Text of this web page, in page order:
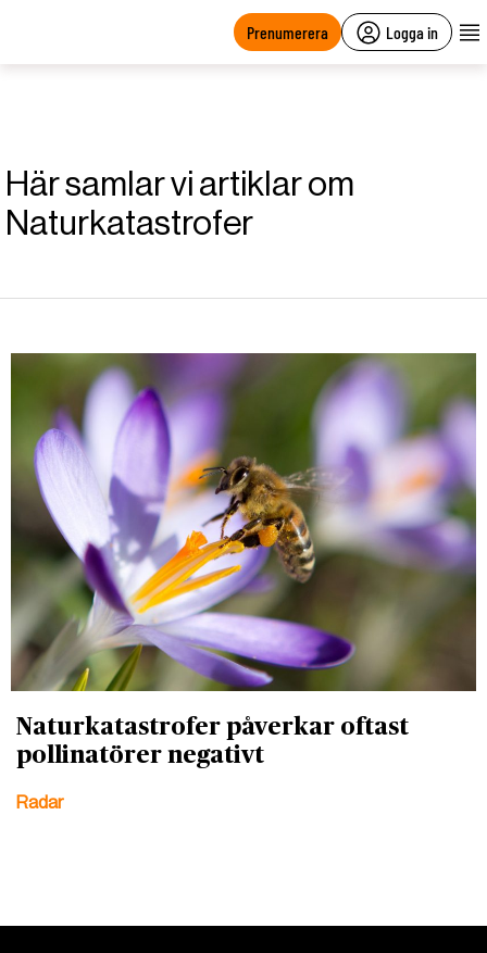
Prenumerera Logga in
Här samlar vi artiklar om
Naturkatastrofer
Naturkatastrofer påverkar oftast
pollinatörer negativt
Radar